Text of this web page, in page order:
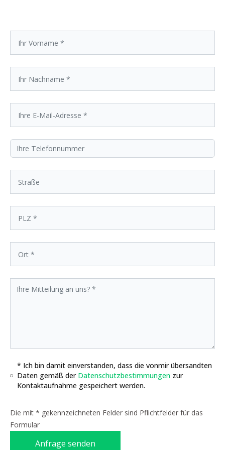
* Ich bin damit einverstanden, dass die vonmir übersandten
Daten gemäß der Datenschutzbestimmungen zur
Kontaktaufnahme gespeichert werden.
Die mit * gekennzeichneten Felder sind Pflichtfelder für das
Formular
Anfrage senden